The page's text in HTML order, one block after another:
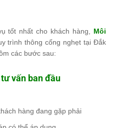
tốt nhất cho khách hàng, Môi
trình thông cống nghẹt tại Đắk
các bước sau:
vấn ban đầu
hàng đang gặp phải